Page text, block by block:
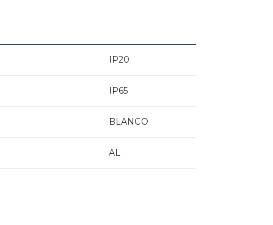
IP20
IP65
BLANCO
AL